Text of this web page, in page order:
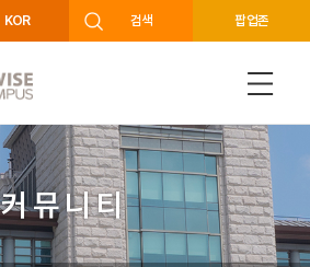
주메뉴 바로가기
푸터 바로가기
KOR 검색 팝업존
커뮤니티